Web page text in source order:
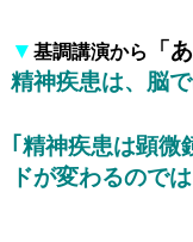
▼ 基調講演から 「
精神疾患は、脳
｢精神疾患は顕微
ドが変わるのでは